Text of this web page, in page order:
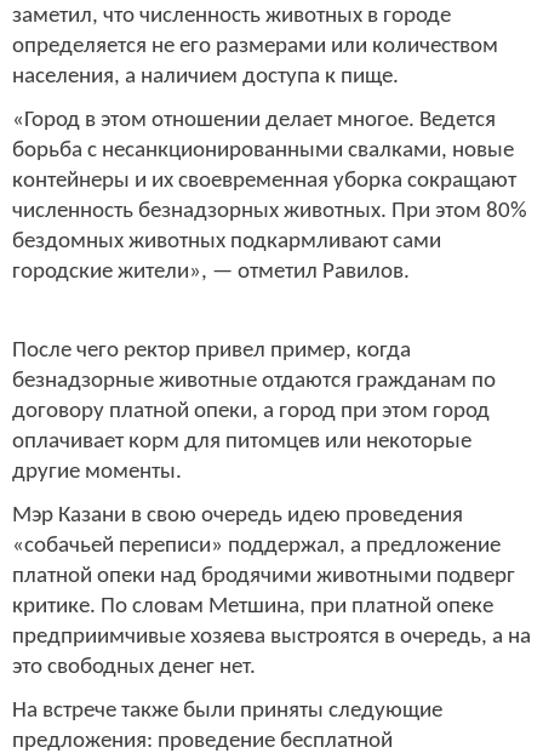
заметил, что численность животных в городе
определяется не его размерами или количеством
населения, а наличием доступа к пище.
«Город в этом отношении делает многое. Ведется
борьба с несанкционированными свалками, новые
контейнеры и их своевременная уборка сокращают
численность безнадзорных животных. При этом 80%
бездомных животных подкармливают сами
городские жители», — отметил Равилов.
После чего ректор привел пример, когда
безнадзорные животные отдаются гражданам по
договору платной опеки, а город при этом город
оплачивает корм для питомцев или некоторые
другие моменты.
Мэр Казани в свою очередь идею проведения
«собачьей переписи» поддержал, а предложение
платной опеки над бродячими животными подверг
критике. По словам Метшина, при платной опеке
предприимчивые хозяева выстроятся в очередь, а на
это свободных денег нет.
На встрече также были приняты следующие
предложения: проведение бесплатной